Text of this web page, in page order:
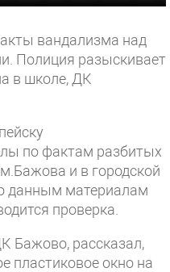
вандализма над
Полиция разыскивает
в школе, ДК
по фактам разбитых
и в городской
данным материалам
проверка.
Бажово, рассказал,
пластиковое окно на